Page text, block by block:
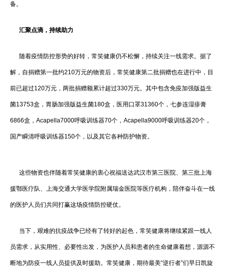
备。
汇聚点滴，持续助力
随着疫情防控形势的好转，常笑健康仍不松懈，持续关注一线需求。据了
解，自捐赠第一批约210万元的物资后，常笑健康第二批捐赠也在进行中，目
前已超过120万元，两批捐赠额累计超过330万元。其中包含免疫加强版益生
菌13753盒，胃肠加强版益生菌180盒，医用口罩31360个，七参连湿疹膏
6866盒，Acapella7000呼吸训练器70个，Acapella9000呼吸训练器20个，
国产瞬清呼吸训练器150个，以及其它各种防护物资。
这些物资也伴随着常笑健康的衷心祝福送达武汉市第三医院、第三批上海
援鄂医疗队、上海交通大学医学院附属瑞金医院等医疗机构，陪伴奋斗在一线
的医护人员们共同打赢这场疫情防控硬仗。
当下，艰难的抗疫战争已经有了转好的起色，常笑健康将继续紧跟一线人
员需求，从实用性、必要性出发，为医护人员和患者的生命健康着想，源源不
断地为防疫一线人员提供及时援助。常笑健康，期待最美“逆行者”们早日凯旋